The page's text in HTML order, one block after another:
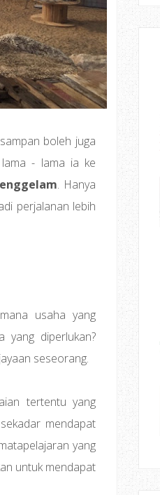
boleh juga
lama - lama ia ke
. Hanya
perjalanan lebih
usaha yang
yang diperlukan?
seseorang.
tertentu yang
mendapat
yang
untuk mendapat